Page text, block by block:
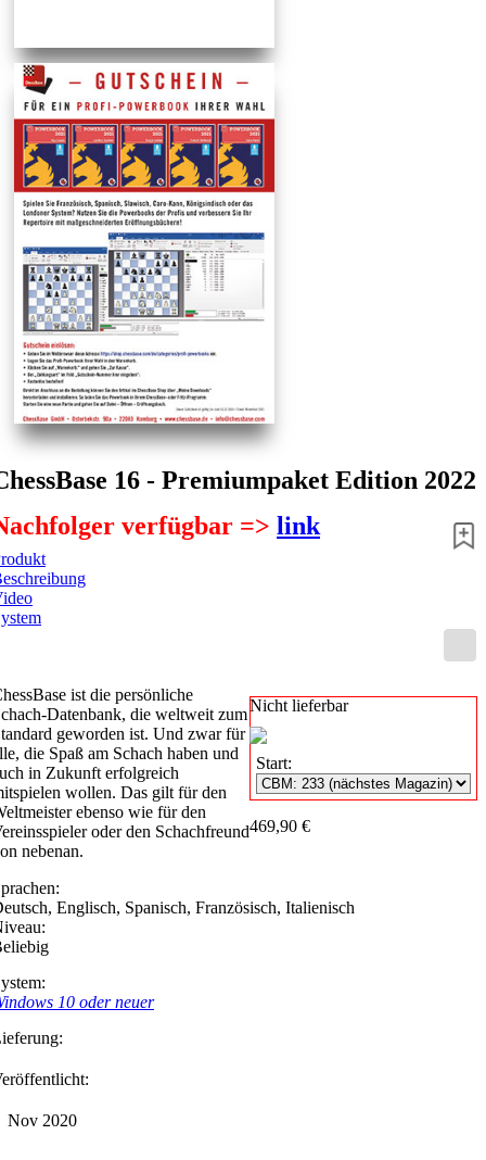
16 - Premiumpaket Edition 2022
verfügbar => link
Nicht lieferbar
Start:
469,90 €
ist die persönliche
Datenbank, die weltweit zum
geworden ist. Und zwar für
die Spaß am Schach haben und
in Zukunft erfolgreich
wollen. Das gilt für den
ebenso wie für den
oder den Schachfreund
nebenan.
, Englisch, Spanisch, Französisch, Italienisch
10 oder neuer
Nov 2020